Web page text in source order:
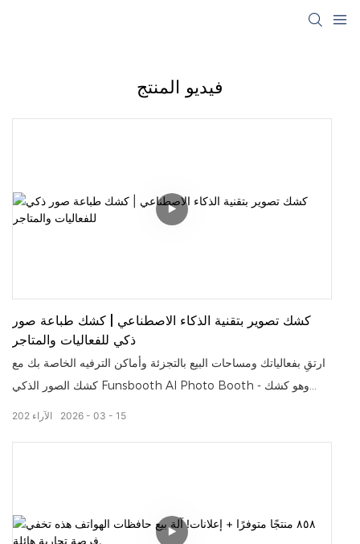
فيديو المنتج
كشك تصوير بتقنية الذكاء الاصطناعي | كشك طباعة صور
ذكي للفعاليات والمتاجر
ارتقِ بفعالياتك ومساحات البيع بالتجزئة وأماكن الترفيه الخاصة بك مع
كشك الصور الذكي Funsbooth AI Photo Booth - وهو كشك
2026 03 15
202 الآراء